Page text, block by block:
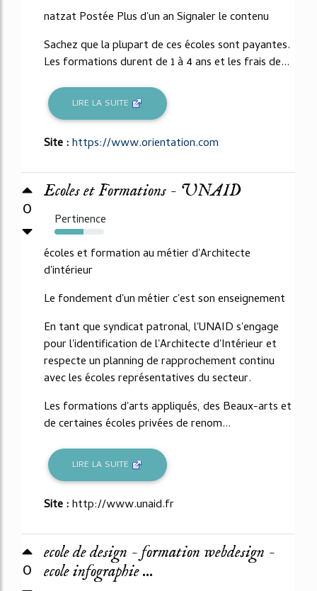
natzat Postée Plus d'un an Signaler le contenu
Sachez que la plupart de ces écoles sont payantes.
Les formations durent de 1 à 4 ans et les frais de...
LIRE LA SUITE
Site :https://www.orientation.com
0
Ecoles et Formations - UNAID
Pertinence
59%
écoles et formation au métier d'Architecte
d'intérieur
Le fondement d'un métier c'est son enseignement
En tant que syndicat patronal, l'UNAID s'engage
pour l'identification de l'Architecte d'Intérieur et
respecte un planning de rapprochement continu
avec les écoles représentatives du secteur.
Les formations d'arts appliqués, des Beaux-arts et
de certaines écoles privées de renom...
LIRE LA SUITE
Site :http://www.unaid.fr
0
ecole de design - formation webdesign -
ecole infographie ...